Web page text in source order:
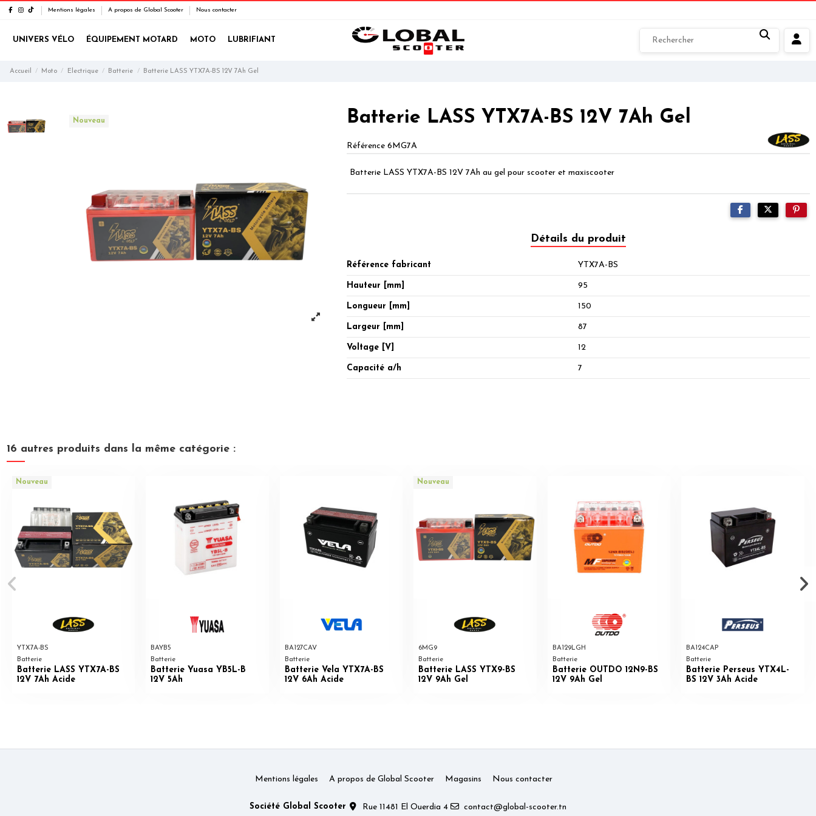
Mentions légales A propos de Global Scooter Nous contacter
UNIVERS VÉLO ÉQUIPEMENT MOTARD MOTO LUBRIFIANT
Accueil Moto Electrique Batterie Batterie LASS YTX7A-BS 12V 7Ah Gel
Nouveau Batterie LASS YTX7A-BS 12V 7Ah Gel
Référence 6MG7A
Batterie LASS YTX7A-BS 12V 7Ah au gel pour scooter et maxiscooter
Détails du produit
Référence fabricant YTX7A-BS
Hauteur [mm] 95
Longueur [mm] 150
Largeur [mm] 87
Voltage [V] 12
Capacité a/h 7
16 autres produits dans la même catégorie :
Nouveau
YTX7A-BS
Batterie
Batterie LASS YTX7A-BS
12V 7Ah Acide
BAYB5
Batterie
Batterie Yuasa YB5L-B
12V 5Ah
BA127CAV
Batterie
Batterie Vela YTX7A-BS
12V 6Ah Acide
Nouveau
6MG9
Batterie
Batterie LASS YTX9-BS
12V 9Ah Gel
BA129LGH
Batterie
Batterie OUTDO 12N9-BS
12V 9Ah Gel
BA124CAP
Batterie
Batterie Perseus YTX4L-
BS 12V 3Ah Acide
Mentions légales A propos de Global Scooter Magasins Nous contacter
Société Global Scooter Rue 11481 El Ouerdia 4 contact@global-scooter.tn